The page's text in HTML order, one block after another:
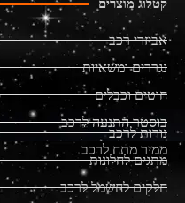
קטלוג מוצרים
אביזרי רכב
נגררים ומשאיות
חוטים וכבלים
בוסטר התנעה לרכב
ממיר מתח לרכב
נורות לרכב
מתגים לחלונות
חלקים לחשמל לרכב